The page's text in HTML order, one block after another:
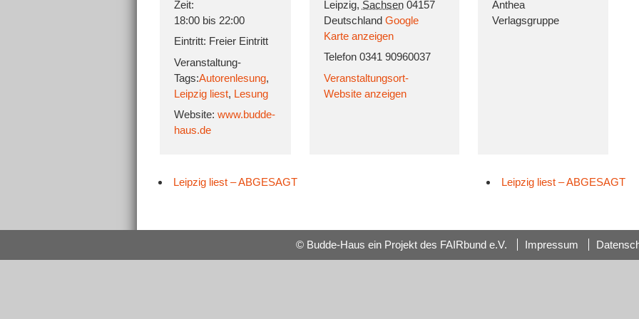
Zeit:
18:00 bis 22:00
Eintritt: Freier Eintritt
Veranstaltung-
Tags:Autorenlesung,
Leipzig liest, Lesung
Website: www.budde-
haus.de
Leipzig, Sachsen 04157
Deutschland Google
Karte anzeigen
Telefon 0341 90960037
Veranstaltungsort-
Website anzeigen
Anthea
Verlagsgruppe
Leipzig liest – ABGESAGT Leipzig liest – ABGESAGT
© Budde-Haus ein Projekt des FAIRbund e.V. Impressum